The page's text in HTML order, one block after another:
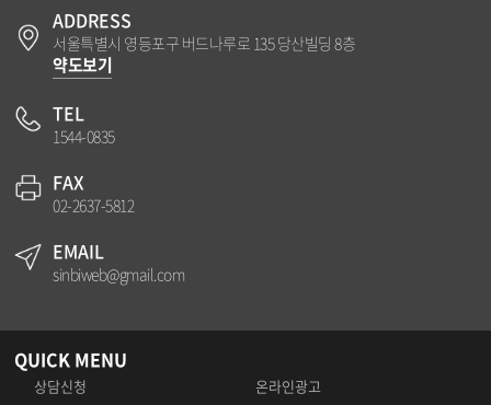
ADDRESS
서울특별시 영등포구 버드나루로 135 당산빌딩 8층
약도보기
TEL
1544-0835
FAX
02-2637-5812
EMAIL
sinbiweb@gmail.com
QUICK MENU
상담신청
온라인광고